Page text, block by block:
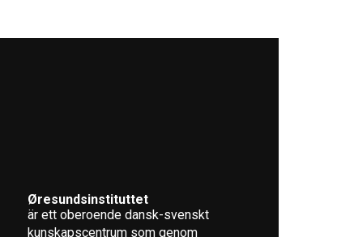
Øresundsinstituttet
är ett oberoende dansk-svenskt
kunskapscentrum som genom